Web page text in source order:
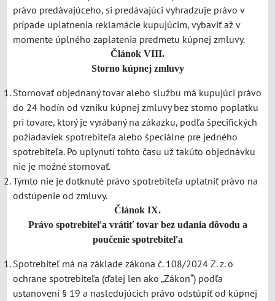
právo predávajúceho, si predávajúci vyhradzuje právo v
prípade uplatnenia reklamácie kupujúcim, vybaviť až v
momente úplného zaplatenia predmetu kúpnej zmluvy.
Článok VIII.
Storno kúpnej zmluvy
Stornovať objednaný tovar alebo službu má kupujúci právo
do 24 hodín od vzniku kúpnej zmluvy bez storno poplatku
pri tovare, ktorý je vyrábaný na zákazku, podľa špecifických
požiadaviek spotrebiteľa alebo špeciálne pre jedného
spotrebiteľa. Po uplynutí tohto času už takúto objednávku
nie je možné stornovať.
Týmto nie je dotknuté právo spotrebiteľa uplatniť právo na
odstúpenie od zmluvy.
Článok IX.
Právo spotrebiteľa vrátiť tovar bez udania dôvodu a
poučenie spotrebiteľa
Spotrebiteľ má na základe zákona č. 108/2024 Z. z. o
ochrane spotrebiteľa (ďalej len ako „Zákon“) podľa
ustanovení § 19 a nasledujúcich právo odstúpiť od kúpnej